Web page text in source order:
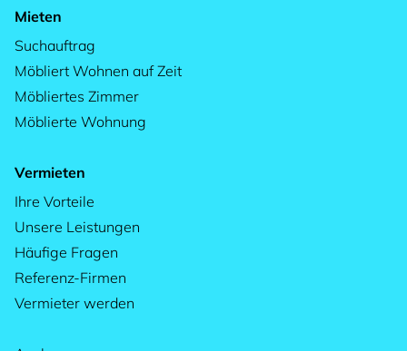
Mieten
Suchauftrag
Möbliert Wohnen auf Zeit
Möbliertes Zimmer
Möblierte Wohnung
Vermieten
Ihre Vorteile
Unsere Leistungen
Häufige Fragen
Referenz-Firmen
Vermieter werden